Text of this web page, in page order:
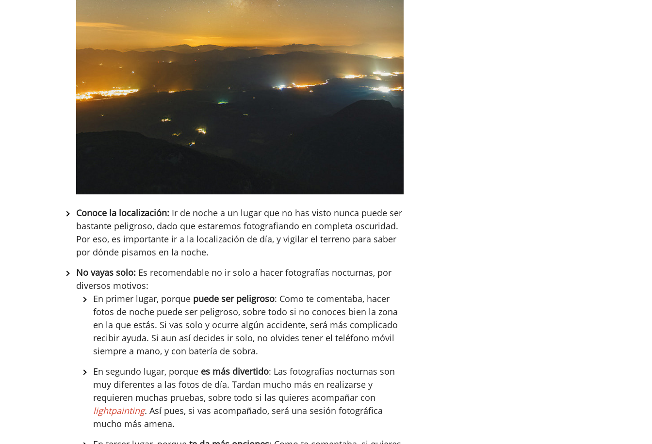
Conoce la localización: Ir de noche a un lugar que no has visto nunca puede ser
bastante peligroso, dado que estaremos fotografiando en completa oscuridad.
Por eso, es importante ir a la localización de día, y vigilar el terreno para saber
por dónde pisamos en la noche.
No vayas solo: Es recomendable no ir solo a hacer fotografías nocturnas, por
diversos motivos:
En primer lugar, porque puede ser peligroso: Como te comentaba, hacer
fotos de noche puede ser peligroso, sobre todo si no conoces bien la zona
en la que estás. Si vas solo y ocurre algún accidente, será más complicado
recibir ayuda. Si aun así decides ir solo, no olvides tener el teléfono móvil
siempre a mano, y con batería de sobra.
En segundo lugar, porque es más divertido: Las fotografías nocturnas son
muy diferentes a las fotos de día. Tardan mucho más en realizarse y
requieren muchas pruebas, sobre todo si las quieres acompañar con
lightpainting. Así pues, si vas acompañado, será una sesión fotográfica
mucho más amena.